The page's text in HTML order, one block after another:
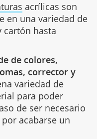
acrílicas son
en una variedad de
cartón hasta
de colores,
corrector y
variedad de
para poder
de ser necesario
acabarse un